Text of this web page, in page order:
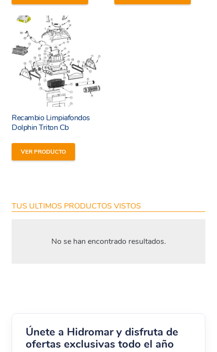
Enviar
Recambio Limpiafondos
Dolphin Triton Cb
VER PRODUCTO
TUS ULTIMOS PRODUCTOS VISTOS
No se han encontrado resultados.
Únete a Hidromar y disfruta de
ofertas exclusivas todo el año